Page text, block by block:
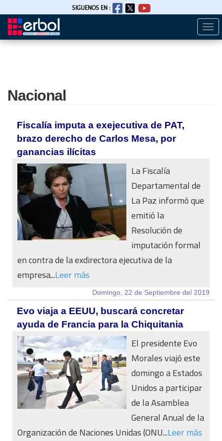
Pasar
SIGUENOS EN :
Nacional
Fiscalía imputa a exejecutiva de PAT,
brazo derecho de Carlos Mesa, por
ganancias ilícitas
La Fiscalía
Departamental de
La Paz informó que
emitió la
Resolución de
imputación formal
en contra de la exdirectora ejecutiva de la
empresa...Leer más
Domingo, 22 de Septiembre del 2019
Evo viaja a EEUU, buscará concretar
ayuda de Francia para la Chiquitania
El presidente Evo
Morales viajó este
domingo a Estados
Unidos a participar
de la Asamblea
General Anual de la
Organización de Naciones Unidas (ONU...Leer más